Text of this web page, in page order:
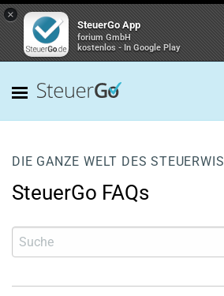
×
SteuerGo App
forium GmbH
kostenlos - In Google Play
DIE GANZE WELT DES
SteuerGo FAQs